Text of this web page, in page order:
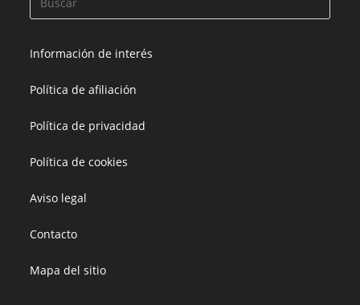
Información de interés
Política de afiliación
Política de privacidad
Política de cookies
Aviso legal
Contacto
Mapa del sitio